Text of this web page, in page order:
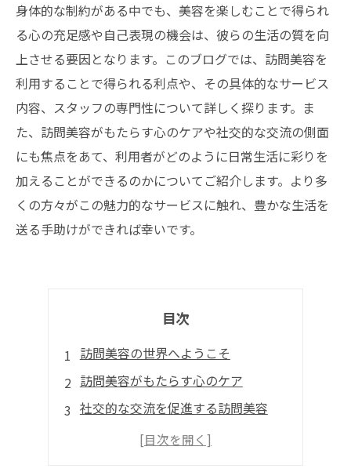
身体的な制約がある中でも、美容を楽しむことで得られ
る心の充足感や自己表現の機会は、彼らの生活の質を向
上させる要因となります。このブログでは、訪問美容を
利用することで得られる利点や、その具体的なサービス
内容、スタッフの専門性について詳しく探ります。ま
た、訪問美容がもたらす心のケアや社交的な交流の側面
にも焦点をあて、利用者がどのように日常生活に彩りを
加えることができるのかについてご紹介します。より多
くの方々がこの魅力的なサービスに触れ、豊かな生活を
送る手助けができれば幸いです。
目次
訪問美容の世界へようこそ
訪問美容がもたらす心のケア
社交的な交流を促進する訪問美容
専門性が光る訪問美容師のスキル